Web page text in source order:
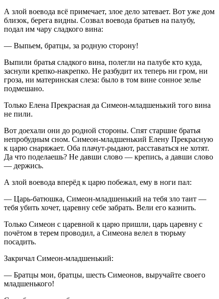
А злой воевода всё примечает, злое дело затевает. Вот уже дом
близок, берега видны. Созвал воевода братьев на палубу,
подал им чару сладкого вина:
— Выпьем, братцы, за родную сторону!
Выпили братья сладкого вина, полегли на палубе кто куда,
заснули крепко-накрепко. Не разбудит их теперь ни гром, ни
гроза, ни материнская слеза: было в том вине сонное зелье
подмешано.
Только Елена Прекрасная да Симеон-младшенький того вина
не пили.
Вот доехали они до родной стороны. Спят старшие братья
непробудным сном. Симеон-младшенький Елену Прекрасную
к царю снаряжает. Оба плачут-рыдают, расставаться не хотят.
Да что поделаешь? Не давши слово — крепись, а давши слово
— держись.
А злой воевода вперёд к царю побежал, ему в ноги пал:
— Царь-батюшка, Симеон-младшенький на тебя зло таит —
тебя убить хочет, царевну себе забрать. Вели его казнить.
Только Симеон с царевной к царю пришли, царь царевну с
почётом в терем проводил, а Симеона велел в тюрьму
посадить.
Закричал Симеон-младшенький:
— Братцы мои, братцы, шесть Симеонов, выручайте своего
младшенького!